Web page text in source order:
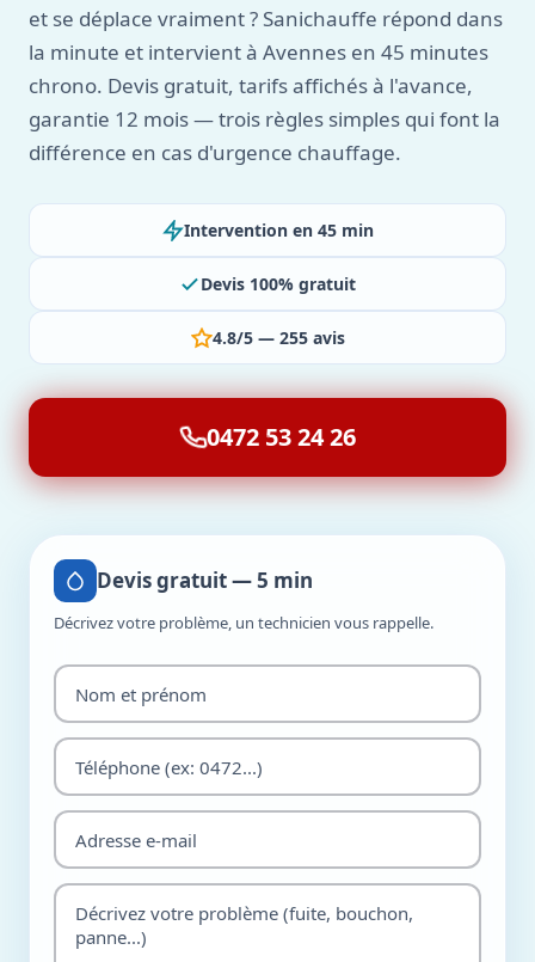
et se déplace vraiment ? Sanichauffe répond dans
la minute et intervient à Avennes en 45 minutes
chrono. Devis gratuit, tarifs affichés à l'avance,
garantie 12 mois — trois règles simples qui font la
différence en cas d'urgence chauffage.
Intervention en 45 min
Devis 100% gratuit
4.8/5 — 255 avis
0472 53 24 26
Devis gratuit — 5 min
Décrivez votre problème, un technicien vous rappelle.